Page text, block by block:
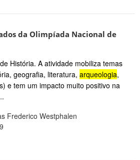
da Olimpíada Nacional de
História. A atividade mobiliza temas
geografia, literatura, arqueologia,
e tem um impacto muito positivo na
Frederico Westphalen